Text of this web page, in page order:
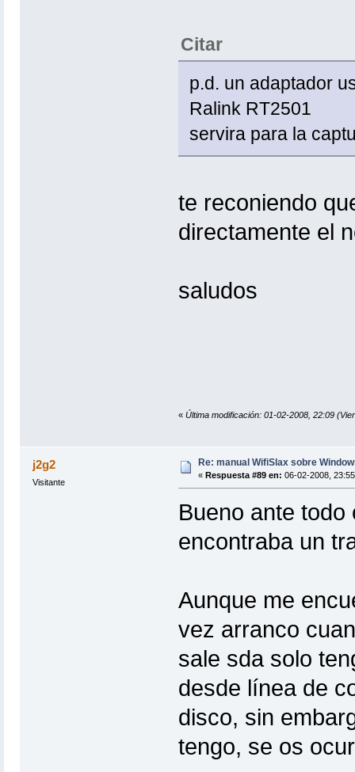
Citar
p.d. un adaptador
Ralink RT2501
servira para la
te reconiendo
directamente el
saludos
« Última modificación: 01-02-2008, 22:09
j2g2
Visitante
Re: manual WifiSlax sobre
« Respuesta #89 en: 06-02-2008,
Bueno ante
encontraba un
Aunque me
vez arranco
sale sda solo
desde línea de
disco, sin
tengo, se os